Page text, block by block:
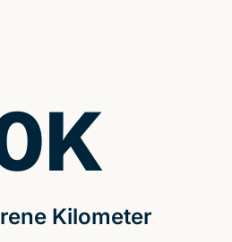
Kilometer
K